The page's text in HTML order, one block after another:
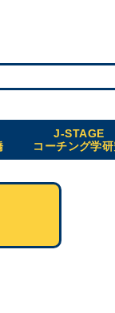
J-STAGE
コーチング学